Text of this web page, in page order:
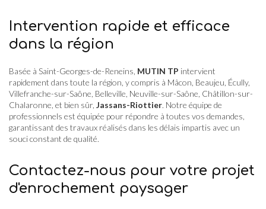
Intervention rapide et efficace
dans la région
Basée à Saint-Georges-de-Reneins, MUTIN TP intervient
rapidement dans toute la région, y compris à Mâcon, Beaujeu, Écully,
Villefranche-sur-Saône, Belleville, Neuville-sur-Saône, Châtillon-sur-
Chalaronne, et bien sûr, Jassans-Riottier. Notre équipe de
professionnels est équipée pour répondre à toutes vos demandes,
garantissant des travaux réalisés dans les délais impartis avec un
souci constant de qualité.
Contactez-nous pour votre projet
d'enrochement paysager